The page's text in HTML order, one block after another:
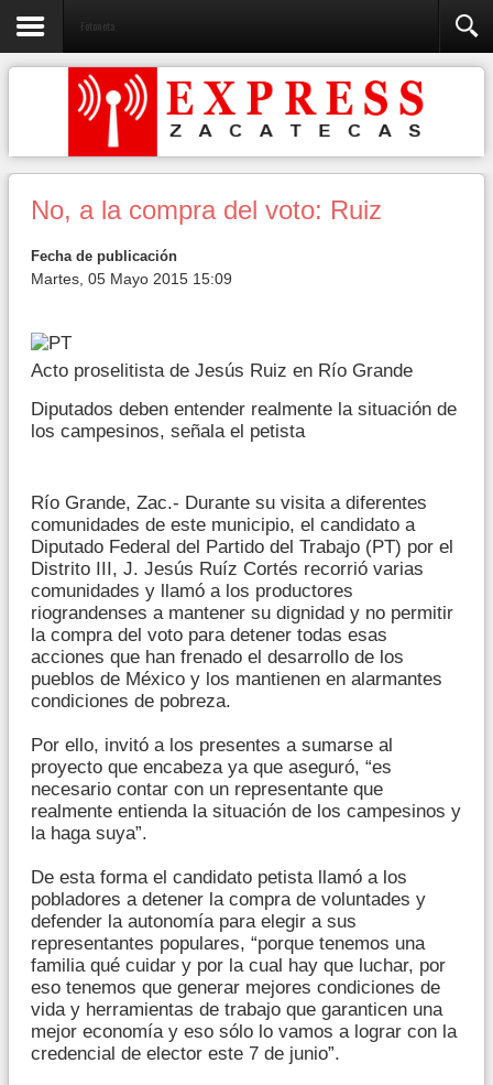
Fotonota
No, a la compra del voto: Ruiz
Fecha de publicación
Martes, 05 Mayo 2015 15:09
Acto proselitista de Jesús Ruiz en Río Grande
Diputados deben entender realmente la situación de
los campesinos, señala el petista
Río Grande, Zac.- Durante su visita a diferentes
comunidades de este municipio, el candidato a
Diputado Federal del Partido del Trabajo (PT) por el
Distrito III, J. Jesús Ruíz Cortés recorrió varias
comunidades y llamó a los productores
riograndenses a mantener su dignidad y no permitir
la compra del voto para detener todas esas
acciones que han frenado el desarrollo de los
pueblos de México y los mantienen en alarmantes
condiciones de pobreza.
Por ello, invitó a los presentes a sumarse al
proyecto que encabeza ya que aseguró, “es
necesario contar con un representante que
realmente entienda la situación de los campesinos y
la haga suya”.
De esta forma el candidato petista llamó a los
pobladores a detener la compra de voluntades y
defender la autonomía para elegir a sus
representantes populares, “porque tenemos una
familia qué cuidar y por la cual hay que luchar, por
eso tenemos que generar mejores condiciones de
vida y herramientas de trabajo que garanticen una
mejor economía y eso sólo lo vamos a lograr con la
credencial de elector este 7 de junio”.